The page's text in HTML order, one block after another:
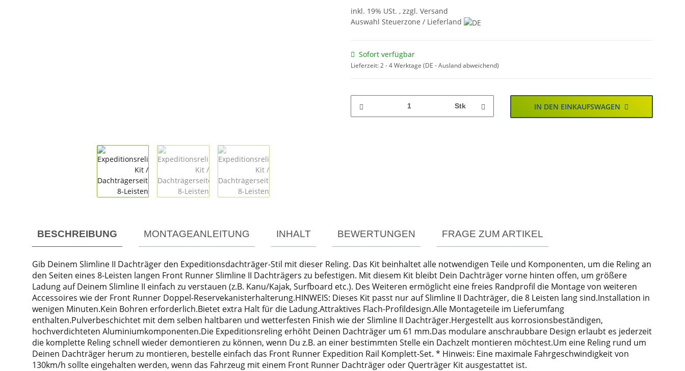
inkl. 19% USt. , zzgl. Versand
Auswahl Steuerzone / Lieferland
Sofort verfügbar
Lieferzeit:2 - 4 Werktage (DE - Ausland abweichend)
Stk IN DEN EINKAUFSWAGEN
BESCHREIBUNG MONTAGEANLEITUNG INHALT BEWERTUNGEN FRAGE ZUM ARTIKEL
Gib Deinem Slimline II Dachträger den Expeditionsdachträger-Stil mit dieser Reling. Das Kit beinhaltet alle notwendigen Teile und Komponenten, um die Reling an
den Seiten eines 8-Leisten langen Front Runner Slimline II Dachträgers zu befestigen. Mit diesem Kit bleibt Dein Dachträger vorne hinten offen, um größere
Ladung auf Deinem Slimline II einfach zu verstauen (z.B. Kanu/Kajak, Surfboard etc.). Des Weiteren ermöglicht eine freies Randprofil die Montage von weiteren
Accessoires wie der Front Runner Doppel-Reservekanisterhalterung.HINWEIS: Dieses Kit passt nur auf Slimline II Dachträger, die 8 Leisten lang sind.Installation in
wenigen Minuten.Kein Bohren erforderlich.Bietet extra Halt für die Ladung.Attraktives Flach-Profildesign.Alle Montageteile im Lieferumfang
enthalten.Pulverbeschichtet mit dem selben haltbaren und wetterfesten Finish wie der Slimline II Dachträger.Hergestellt aus korrosionsbeständigen,
hochverdichteten Aluminiumkomponenten.Die Expeditionsreling erhöht Deinen Dachträger um 61 mm.Das modulare anschraubbare Design erlaubt es jederzeit
die komplette Reling schnell wieder demontieren zu können, wenn Du z.B. an einer bestimmten Stelle ein Dachzelt montieren möchtest.Um eine Reling rund um
Deinen Dachträger herum zu montieren, bestelle einfach das Front Runner Expedition Rail Komplett-Set. * Hinweis: Eine maximale Fahrgeschwindigkeit von
130km/h sollte eingehalten werden, wenn das Fahrzeug mit einem Front Runner Dachträger oder Querträger Kit ausgestattet ist.